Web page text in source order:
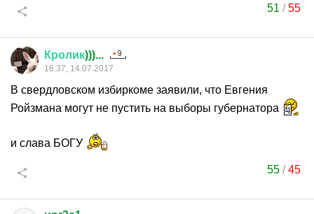
51 /55
Кролик)))...
16:37, 14.07.2017
В свердловском избиркоме заявили, что Евгения
Ройзмана могут не пустить на выборы губернатора
и слава БОГУ
55/45